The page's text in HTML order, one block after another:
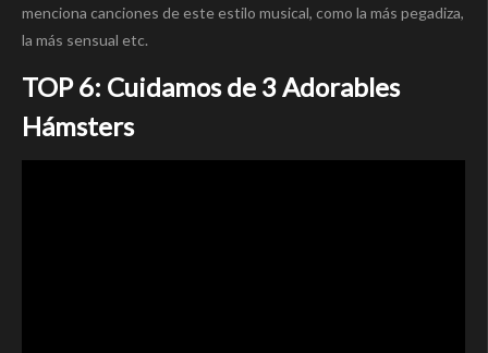
menciona canciones de este estilo musical, como la más pegadiza,
la más sensual etc.
TOP 6: Cuidamos de 3 Adorables
Hámsters